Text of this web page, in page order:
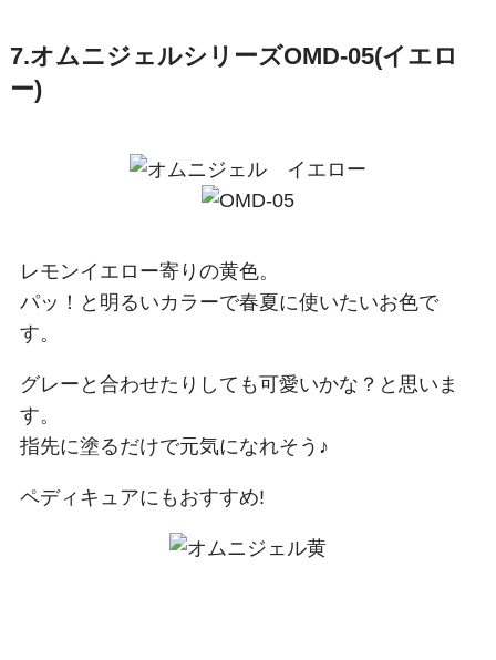
7.オムニジェルシリーズOMD-05(イエロ
ー)
レモンイエロー寄りの黄色。
パッ！と明るいカラーで春夏に使いたいお色で
す。
グレーと合わせたりしても可愛いかな？と思いま
す。
指先に塗るだけで元気になれそう♪
ペディキュアにもおすすめ!